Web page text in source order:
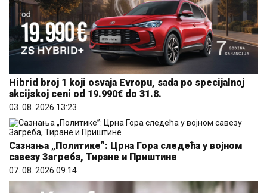
Hibrid broj 1 koji osvaja Evropu, sada po specijalnoj
akcijskoj ceni od 19.990€ do 31.8.
03. 08. 2026 13:23
Сазнања „Политике”: Црна Гора следећа у војном
савезу Загреба, Тиране и Приштине
07. 08. 2026 09:14